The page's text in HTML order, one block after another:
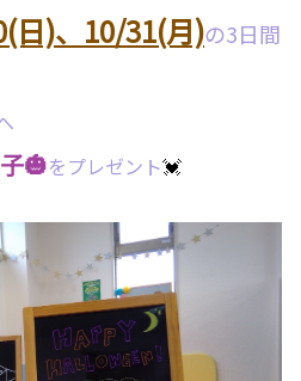
日)、10/31(月)の3日間
🎃をプレゼント💓